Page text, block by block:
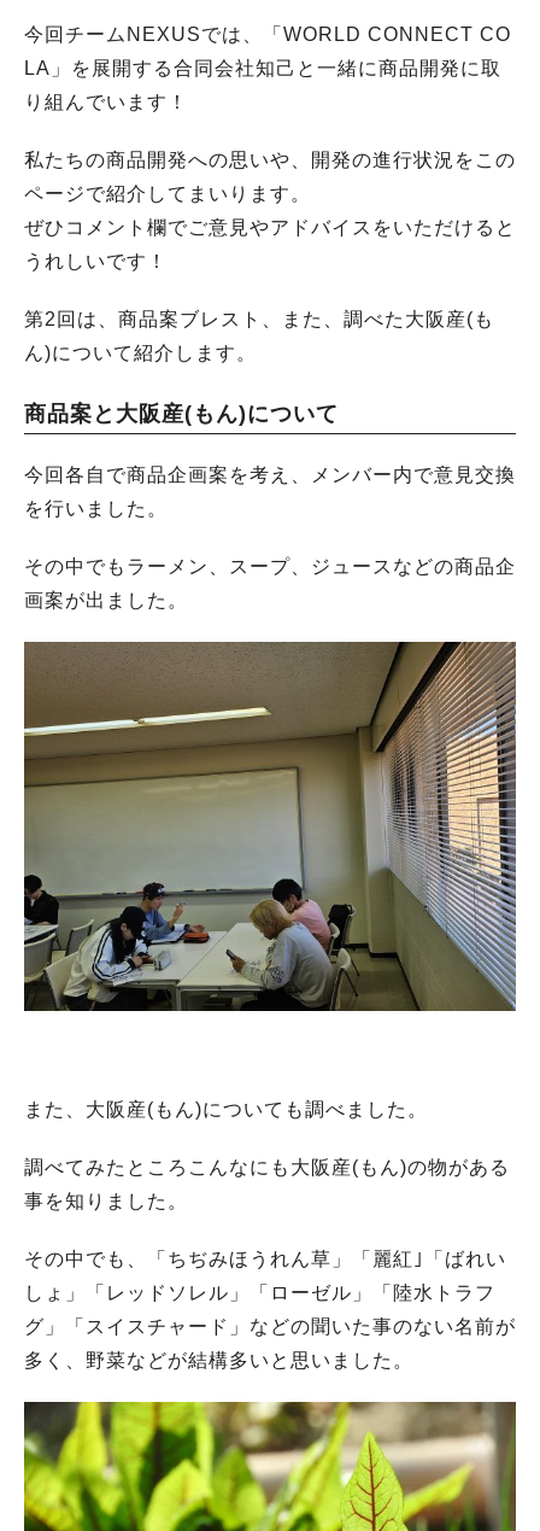
今回チームNEXUSでは、「WORLD CONNECT CO
LA」を展開する合同会社知己と一緒に商品開発に取
り組んでいます！
私たちの商品開発への思いや、開発の進行状況をこの
ページで紹介してまいります。
ぜひコメント欄でご意見やアドバイスをいただけると
うれしいです！
第2回は、商品案ブレスト、また、調べた大阪産(も
ん)について紹介します。
商品案と大阪産(もん)について
今回各自で商品企画案を考え、メンバー内で意見交換
を行いました。
その中でもラーメン、スープ、ジュースなどの商品企
画案が出ました。
また、大阪産(もん)についても調べました。
調べてみたところこんなにも大阪産(もん)の物がある
事を知りました。
その中でも、「ちぢみほうれん草」「麗紅｣「ばれい
しょ」「レッドソレル」「ローゼル」「陸水トラフ
グ」「スイスチャード」などの聞いた事のない名前が
多く、野菜などが結構多いと思いました。